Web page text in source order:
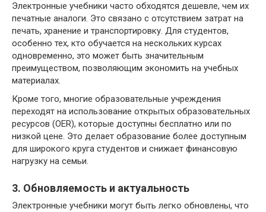
Электронные учебники часто обходятся дешевле, чем их
печатные аналоги. Это связано с отсутствием затрат на
печать, хранение и транспортировку. Для студентов,
особенно тех, кто обучается на нескольких курсах
одновременно, это может быть значительным
преимуществом, позволяющим экономить на учебных
материалах.
Кроме того, многие образовательные учреждения
переходят на использование открытых образовательных
ресурсов (OER), которые доступны бесплатно или по
низкой цене. Это делает образование более доступным
для широкого круга студентов и снижает финансовую
нагрузку на семьи.
3. Обновляемость и актуальность
Электронные учебники могут быть легко обновлены, что